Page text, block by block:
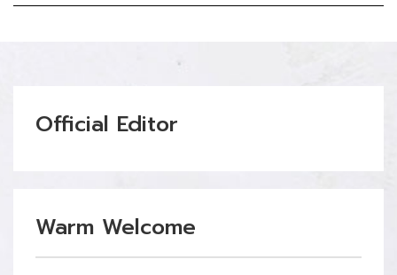
Official Editor
Warm Welcome